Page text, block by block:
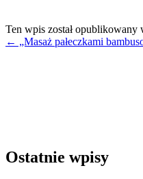
Ten wpis został opublikowany
Nawigacja
← „Masaż pałeczkami
Ostatnie wpisy